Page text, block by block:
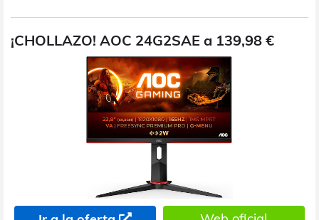
¡CHOLLAZO! AOC 24G2SAE a 139,98 €